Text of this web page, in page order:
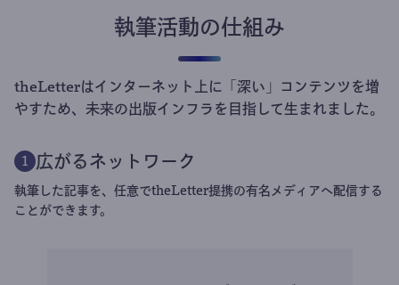
執筆活動の仕組み
theLetterはインターネット上に「深い」コンテンツを増
やすため、未来の出版インフラを目指して生まれました。
1 広がるネットワーク
執筆した記事を、任意でtheLetter提携の有名メディアへ配信する
ことができます。